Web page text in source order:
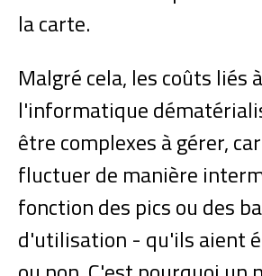
la carte.
Malgré cela, les coûts liés à
l'informatique
être complexes à gérer,
fluctuer de manière
fonction des pics ou des
d'utilisation - qu'ils aient